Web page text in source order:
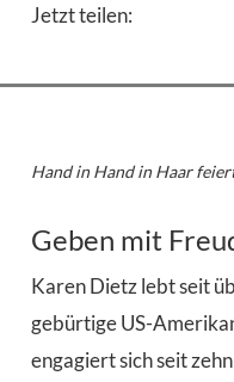
Jetzt teilen:
Hand in Hand in Haar
Geben mit
Karen Dietz lebt seit
gebürtige US-
engagiert sich seit